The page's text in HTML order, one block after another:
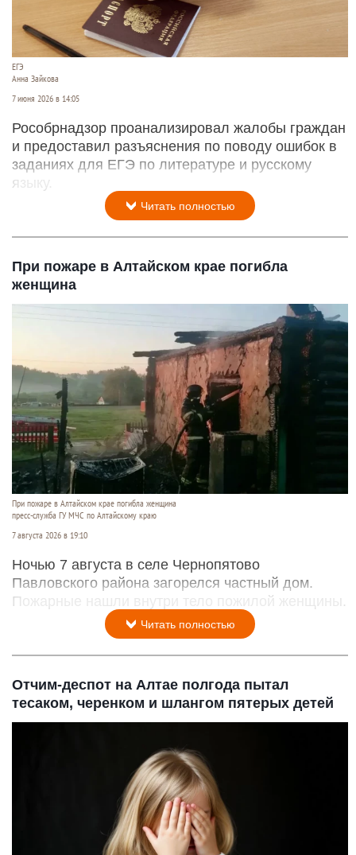
ЕГЭ
Анна Зайкова
7 июня 2026 в 14:05
Рособрнадзор проанализировал жалобы граждан
и предоставил разъяснения по поводу ошибок в
заданиях для ЕГЭ по литературе и русскому
языку.
Читать полностью
При пожаре в Алтайском крае погибла
женщина
При пожаре в Алтайском крае погибла женщина
пресс-служба ГУ МЧС по Алтайскому краю
7 августа 2026 в 19:10
Ночью 7 августа в селе Чернопятово
Павловского района загорелся частный дом.
Пожарные нашли внутри тело пожилой женщины.
Читать полностью
Отчим-деспот на Алтае полгода пытал
тесаком, черенком и шлангом пятерых детей